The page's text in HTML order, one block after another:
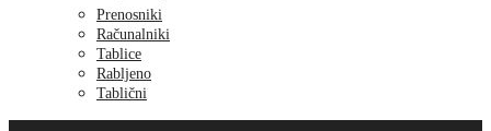
Prenosniki
Računalniki
Tablice
Rabljeno
Tablični